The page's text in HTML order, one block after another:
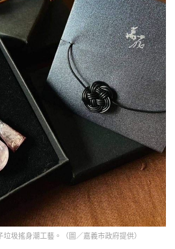
圾搖身潮工藝。（圖／嘉義市政府提供）